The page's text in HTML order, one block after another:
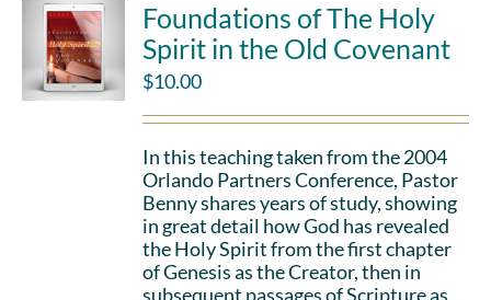
Foundations of The Holy
Spirit in the Old Covenant
$10.00
In this teaching taken from the 2004
Orlando Partners Conference, Pastor
Benny shares years of study, showing
in great detail how God has revealed
the Holy Spirit from the first chapter
of Genesis as the Creator, then in
subsequent passages of Scripture as